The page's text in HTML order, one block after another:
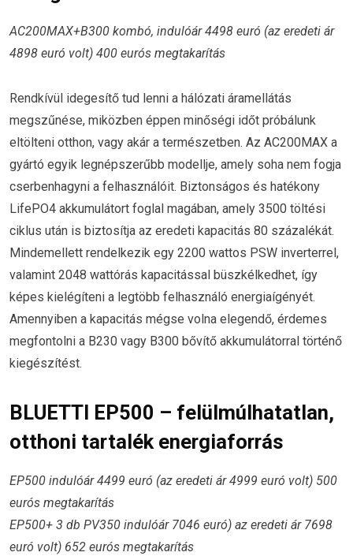
AC200MAX+B300 kombó, indulóár 4498 euró (az eredeti ár
4898 euró volt) 400 eurós megtakarítás
Rendkívül idegesítő tud lenni a hálózati áramellátás
megszűnése, miközben éppen minőségi időt próbálunk
eltölteni otthon, vagy akár a természetben. Az AC200MAX a
gyártó egyik legnépszerűbb modellje, amely soha nem fogja
cserbenhagyni a felhasználóit. Biztonságos és hatékony
LifePO4 akkumulátort foglal magában, amely 3500 töltési
ciklus után is biztosítja az eredeti kapacitás 80 százalékát.
Mindemellett rendelkezik egy 2200 wattos PSW inverterrel,
valamint 2048 wattórás kapacitással büszkélkedhet, így
képes kielégíteni a legtöbb felhasználó energiaígényét.
Amennyiben a kapacitás mégse volna elegendő, érdemes
megfontolni a B230 vagy B300 bővítő akkumulátorral történő
kiegészítést.
BLUETTI EP500 – felülmúlhatatlan,
otthoni tartalék energiaforrás
EP500 indulóár 4499 euró (az eredeti ár 4999 euró volt) 500
eurós megtakarítás
EP500+ 3 db PV350 indulóár 7046 euró) az eredeti ár 7698
euró volt) 652 eurós megtakarítás